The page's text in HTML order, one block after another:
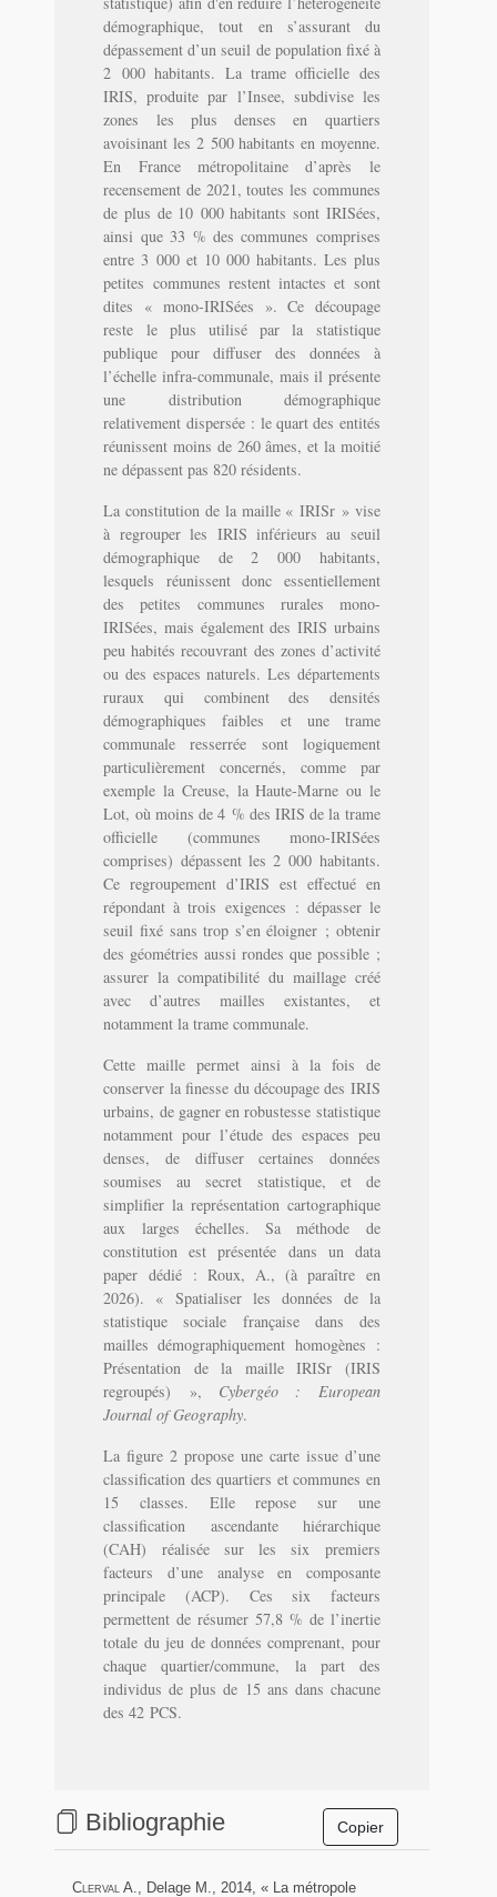
démographique, tout en s’assurant du
dépassement d’un seuil de population fixé à
2 000 habitants. La trame officielle des
IRIS, produite par l’Insee, subdivise les
zones les plus denses en quartiers
avoisinant les 2 500 habitants en moyenne.
En France métropolitaine d’après le
recensement de 2021, toutes les communes
de plus de 10 000 habitants sont IRISées,
ainsi que 33 % des communes comprises
entre 3 000 et 10 000 habitants. Les plus
petites communes restent intactes et sont
dites « mono-IRISées ». Ce découpage
reste le plus utilisé par la statistique
publique pour diffuser des données à
l’échelle infra-communale, mais il présente
une distribution démographique
relativement dispersée : le quart des entités
réunissent moins de 260 âmes, et la moitié
ne dépassent pas 820 résidents.
La constitution de la maille « IRISr » vise
à regrouper les IRIS inférieurs au seuil
démographique de 2 000 habitants,
lesquels réunissent donc essentiellement
des petites communes rurales mono-
IRISées, mais également des IRIS urbains
peu habités recouvrant des zones d’activité
ou des espaces naturels. Les départements
ruraux qui combinent des densités
démographiques faibles et une trame
communale resserrée sont logiquement
particulièrement concernés, comme par
exemple la Creuse, la Haute-Marne ou le
Lot, où moins de 4 % des IRIS de la trame
officielle (communes mono-IRISées
comprises) dépassent les 2 000 habitants.
Ce regroupement d’IRIS est effectué en
répondant à trois exigences : dépasser le
seuil fixé sans trop s’en éloigner ; obtenir
des géométries aussi rondes que possible ;
assurer la compatibilité du maillage créé
avec d’autres mailles existantes, et
notamment la trame communale.
Cette maille permet ainsi à la fois de
conserver la finesse du découpage des IRIS
urbains, de gagner en robustesse statistique
notamment pour l’étude des espaces peu
denses, de diffuser certaines données
soumises au secret statistique, et de
simplifier la représentation cartographique
aux larges échelles. Sa méthode de
constitution est présentée dans un data
paper dédié : Roux, A., (à paraître en
2026). « Spatialiser les données de la
statistique sociale française dans des
mailles démographiquement homogènes :
Présentation de la maille IRISr (IRIS
regroupés) », Cybergéo : European
Journal of Geography.
La figure 2 propose une carte issue d’une
classification des quartiers et communes en
15 classes. Elle repose sur une
classification ascendante hiérarchique
(CAH) réalisée sur les six premiers
facteurs d’une analyse en composante
principale (ACP). Ces six facteurs
permettent de résumer 57,8 % de l’inertie
totale du jeu de données comprenant, pour
chaque quartier/commune, la part des
individus de plus de 15 ans dans chacune
des 42 PCS.
Bibliographie
Clerval A.
, Delage M., 2014, « La métropole